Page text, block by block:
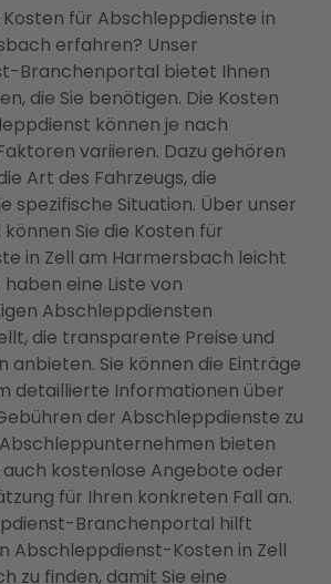
Kosten für Abschleppdienste in
erfahren? Unser
Branchenportal bietet Ihnen
die Sie benötigen. Die Kosten
können je nach
variieren. Dazu gehören
Art des Fahrzeugs, die
spezifische Situation. Über unser
Sie die Kosten für
in Zell am Harmersbach leicht
eine Liste von
Abschleppdiensten
die transparente Preise und
anbieten. Sie können die Einträge
detaillierte Informationen über
der Abschleppdienste zu
bieten
kostenlose Angebote oder
für Ihren konkreten Fall an.
Branchenportal hilft
Abschleppdienst-Kosten in Zell
zu finden, damit Sie eine